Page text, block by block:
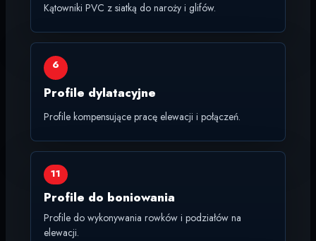
Kątowniki PVC z siatką do naroży i glifów.
6
Profile dylatacyjne
Profile kompensujące pracę elewacji i połączeń.
11
Profile do boniowania
Profile do wykonywania rowków i podziałów na
elewacji.